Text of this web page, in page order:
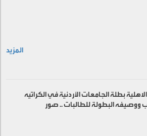
المزيد
بطلة الجامعات الأردنية في الكراتيه
ووصيفه البطولة للطالبات .. صور